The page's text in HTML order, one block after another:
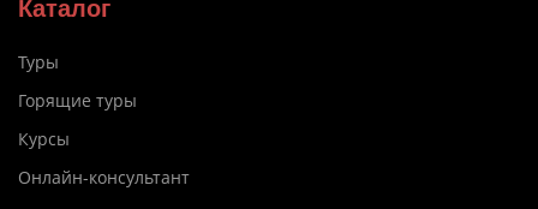
Каталог
Туры
Горящие туры
Курсы
Онлайн-консультант